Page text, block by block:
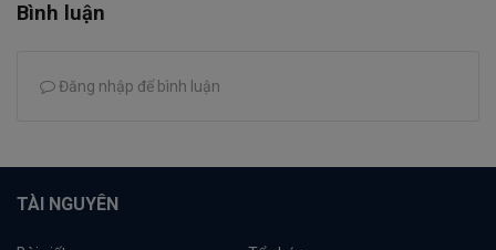
Bình luận
Đăng nhập để bình luận
TÀI NGUYÊN